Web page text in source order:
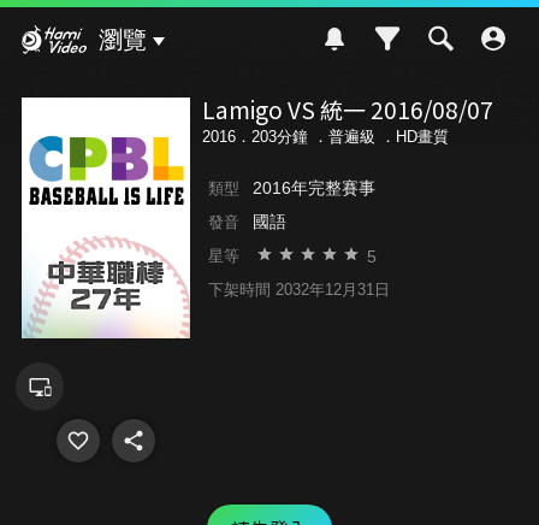
瀏覽
Lamigo VS 統一 2016/08/07
2016．203分鐘 ． 普遍級 ．HD畫質
類型 2016年完整賽事
發音 國語
星等 5
下架時間 2032年12月31日